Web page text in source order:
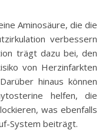
Aminosäure, die die
verbessern
trägt dazu bei, den
von Herzinfarkten
hinaus können
helfen, die
was ebenfalls
System beiträgt.